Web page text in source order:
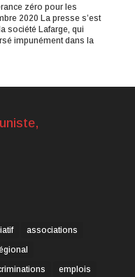
zéro pour les
2020 La presse s’est
société Lafarge, qui
impunément dans la
associations
emplois